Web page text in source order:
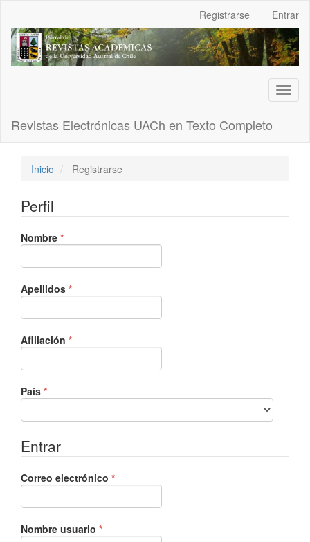
Contenido
principal
Barra
Registrarse Entrar
Revistas Electrónicas UACh en Texto Completo
Inicio Registrarse
Perfil
Nombre *Obligatorio
Apellidos *Obligatorio
Afiliación *Obligatorio
País *Obligatorio
Entrar
Correo electrónico *Obligatorio
Nombre usuario *Obligatorio